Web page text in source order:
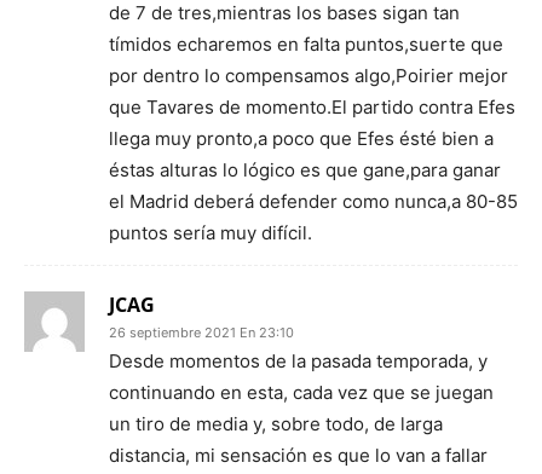
de 7 de tres,mientras los bases sigan tan
tímidos echaremos en falta puntos,suerte que
por dentro lo compensamos algo,Poirier mejor
que Tavares de momento.El partido contra Efes
llega muy pronto,a poco que Efes ésté bien a
éstas alturas lo lógico es que gane,para ganar
el Madrid deberá defender como nunca,a 80-85
puntos sería muy difícil.
JCAG
26 septiembre 2021 En 23:10
Desde momentos de la pasada temporada, y
continuando en esta, cada vez que se juegan
un tiro de media y, sobre todo, de larga
distancia, mi sensación es que lo van a fallar